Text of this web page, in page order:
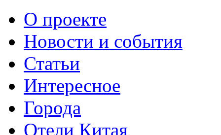
О проекте
Новости и события
Статьи
Интересное
Города
Отели Китая